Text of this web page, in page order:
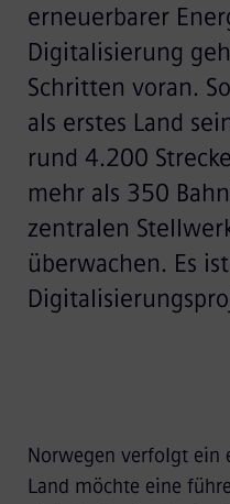
erneuerbarer
Digitalisierung
Schritten voran.
als erstes Land
rund 4.200
mehr als 350
zentralen
überwachen. Es
Norwegen verfolgt ein
Land möchte eine